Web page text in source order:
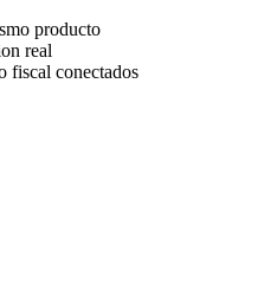
producto
real
fiscal conectados